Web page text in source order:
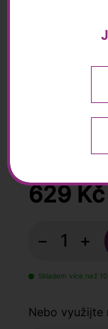
Petite
DOC
Vins,
629Kč
− +
Skladem více než
Nebo využijte